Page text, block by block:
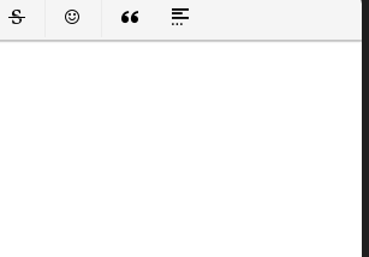
Вставить смайлик
Вставка цитаты
Вставка спойлера